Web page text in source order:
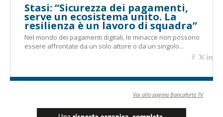
Stasi: “Sicurezza dei pagamenti,
serve un ecosistema unito. La
resilienza è un lavoro di squadra”
Nel mondo dei pagamenti digitali, le minacce non possono
essere affrontate da un solo attore o da un singolo...
Vai alla pagina Bancaforte TV